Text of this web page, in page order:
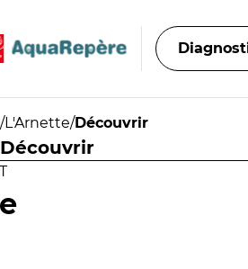
/L'Arnette/Découvrir
Découvrir